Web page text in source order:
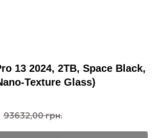
13 2024, 2TB, Space Black,
Texture Glass)
93632,00 грн.